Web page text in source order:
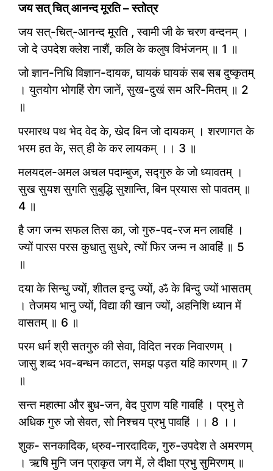
जय सत् चित् आनन्द मूरति – स्तोत्र
जय सत्-चित्-आनन्द मूरति , स्वामी जी के चरण वन्दनम् ।
जो दे उपदेश क्लेश नाशैं, कलि के कलुष विभंजनम् ॥ 1 ॥
जो ज्ञान-निधि विज्ञान-दायक, घायकं घायकं सब सब दुष्कृतम्
। युतयोग भोगहिं रोग जानें, सुख-दुखं सम अरि-मितम् ॥ 2
॥
परमारथ पथ भेद वेद के, खेद बिन जो दायकम् । शरणागत के
भरम हत के, सत् ही के कर लायकम् ।। 3 ॥
मलयदल-अमल अचल पदाम्बुज, सद्गुरु के जो ध्यावतम् ।
सुख सुयश सुगति सुबुद्धि सुशान्ति, बिन प्रयास सो पावतम् ॥
4 ॥
है जग जन्म सफल तिस का, जो गुरु-पद-रज मन लावहिं ।
ज्यों पारस परस कुधातु सुधरे, त्यों फिर जन्म न आवहिं ॥ 5
॥
दया के सिन्धु ज्यों, शीतल इन्दु ज्यों, ॐ के बिन्दु ज्यों भासतम्
। तेजमय भानु ज्यों, विद्या की खान ज्यों, अहनिशि ध्यान में
वासतम् ॥ 6 ॥
परम धर्म श्री सतगुरु की सेवा, विदित नरक निवारणम् ।
जासु शब्द भव-बन्धन काटत, समझ पड़त यहि कारणम् ॥ 7
॥
सन्त महात्मा और बुध-जन, वेद पुराण यहि गावहिं । प्रभु ते
अधिक गुरु जो सेवत, सो निश्चय प्रभु पावहिं ।। 8 ।।
शुक- सनकादिक, ध्रुव-नारदादिक, गुरु-उपदेश ते अमरणम्
। ऋषि मुनि जन प्राकृत जग में, ले दीक्षा प्रभु सुमिरणम् ॥